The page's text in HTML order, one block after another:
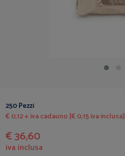
250 Pezzi
€ 0,12 + iva cadauno [€ 0,15 iva inclusa]
€ 36,60
iva inclusa